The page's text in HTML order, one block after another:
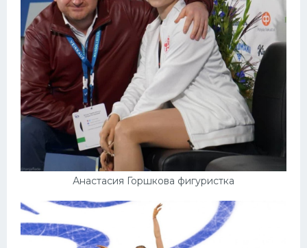
Анастасия Горшкова фигуристка